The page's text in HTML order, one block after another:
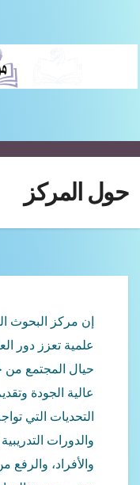
مركز البحوث النفسية
تعزز دور العلوم
المجتمع من خلال
الجودة وتقديم حلول
التي تواجه
التدريبية
والرفع من